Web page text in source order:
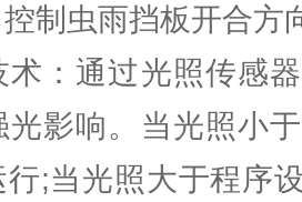
制虫雨挡板开合方
通过光照传感器
光影响。当光照小
;当光照大于程序